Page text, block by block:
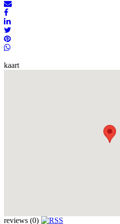
kaart
reviews (0)